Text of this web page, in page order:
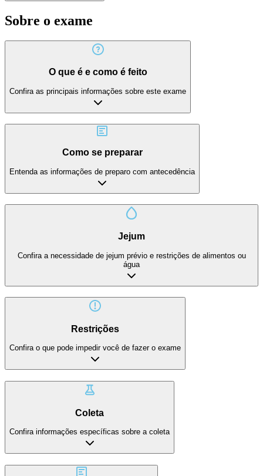
Sobre o exame
O que é e como é feito
Confira as principais informações sobre este exame
Como se preparar
Entenda as informações de preparo com antecedência
Jejum
Confira a necessidade de jejum prévio e restrições de alimentos ou
água
Restrições
Confira o que pode impedir você de fazer o exame
Coleta
Confira informações específicas sobre a coleta